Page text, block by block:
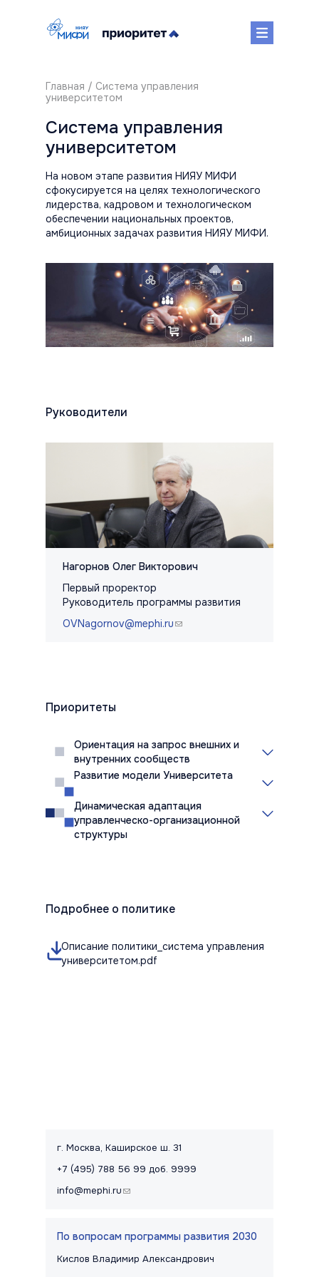
Главная / Система управления
университетом
Система управления
университетом
На новом этапе развития НИЯУ МИФИ
сфокусируется на целях технологического
лидерства, кадровом и технологическом
обеспечении национальных проектов,
амбиционных задачах развития НИЯУ МИФИ.
Руководители
Нагорнов Олег Викторович
Первый проректор
Руководитель программы развития
OVNagornov@mephi.ru(link sends e-mail)
Приоритеты
Ориентация на запрос внешних и
внутренних сообществ
Развитие модели Университета
Динамическая адаптация
управленческо-организационной
структуры
Подробнее о политике
Описание политики_система управления
университетом.pdf
г. Москва, Каширское ш. 31
+7 (495) 788 56 99 доб. 9999
info@mephi.ru(link sends e-mail)
По вопросам программы развития 2030
Кислов Владимир Александрович